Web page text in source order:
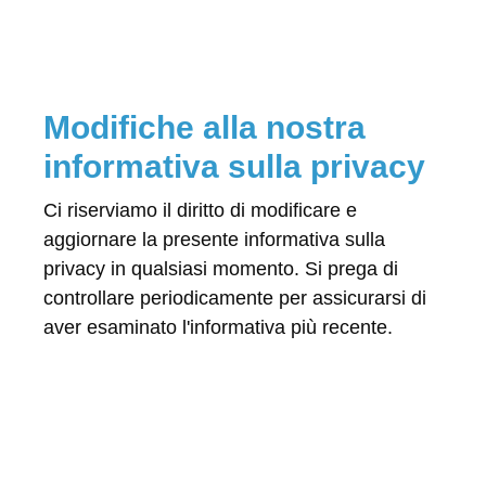
Modifiche alla nostra
informativa sulla privacy
Ci riserviamo il diritto di modificare e
aggiornare la presente informativa sulla
privacy in qualsiasi momento. Si prega di
controllare periodicamente per assicurarsi di
aver esaminato l'informativa più recente.